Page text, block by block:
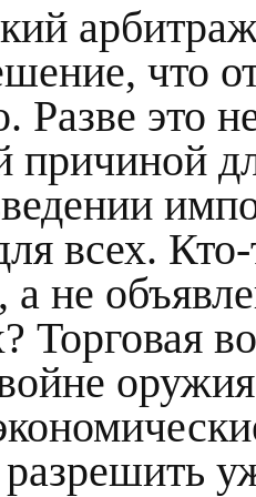
что
Разве это
причиной
всех. Кто-
а не
Торговая